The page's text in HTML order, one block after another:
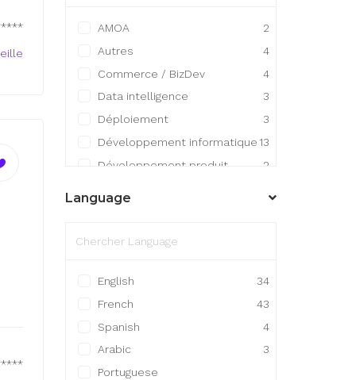
AMOA
2
Autres
4
Commerce / BizDev
4
Data intelligence
3
Déploiement
3
Développement informatique 13
Développement produit
2
Comptabilité
Infrastructure
technique
1
Language
English
34
French
43
Spanish
4
Arabic
3
Portuguese